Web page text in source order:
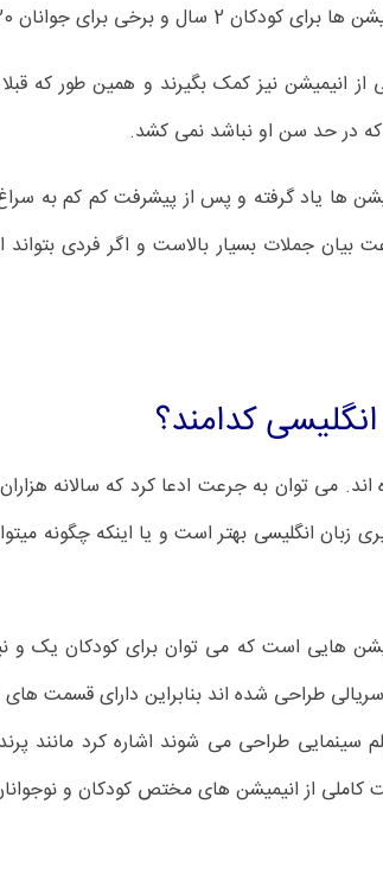
جوانان 20 سال می باشد.
انیمیشن نیز کمک بگیرند و همین طور که
در حد سن او نباشد نمی کشد.
ها یاد گرفته و پس از پیشرفت کم کم
جملات بسیار بالاست و اگر فردی بتواند
کدامند؟
می توان به جرعت ادعا کرد که سالانه
انگلیسی بهتر است و یا اینکه چگونه
هایی است که می توان برای کودکان یک و
سینمایی طراحی می شوند اشاره کرد مانند